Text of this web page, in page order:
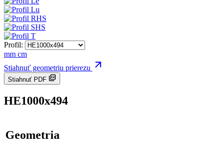
Profil:
mm cm
Stiahnuť geometriu prierezu
Stiahnuť PDF
HE1000x494
Geometria